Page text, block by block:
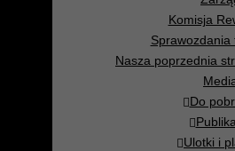
Komisja
Sprawozdania
Nasza poprzednia
Do
Ulotki i